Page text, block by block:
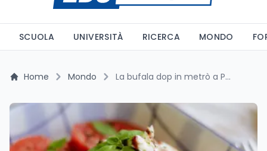
SCUOLA UNIVERSITÀ RICERCA MONDO
Home Mondo La bufala dop in metrò a Parigi: la Francia compensa il calo dell'export